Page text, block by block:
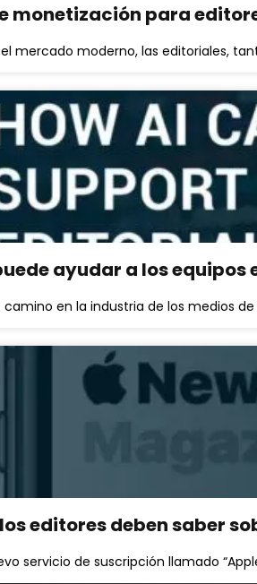
monetización para
mercado moderno, las editoriales,
ayudar a los
camino en la industria de los medios
editores deben saber
servicio de suscripción llamado